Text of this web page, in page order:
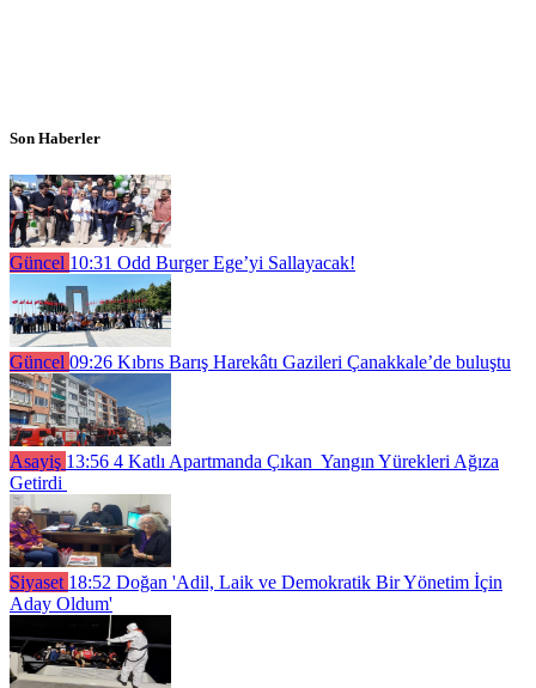
Son Haberler
Güncel 10:31 Odd Burger Ege’yi Sallayacak!
Güncel 09:26 Kıbrıs Barış Harekâtı Gazileri Çanakkale’de buluştu
Asayiş 13:56 4 Katlı Apartmanda Çıkan Yangın Yürekleri Ağıza
Getirdi
Siyaset 18:52 Doğan 'Adil, Laik ve Demokratik Bir Yönetim İçin
Aday Oldum'